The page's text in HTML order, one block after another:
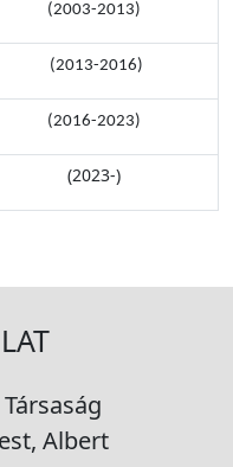
(2003-2013)
(2013-2016)
(2016-2023)
(2023-)
Albert